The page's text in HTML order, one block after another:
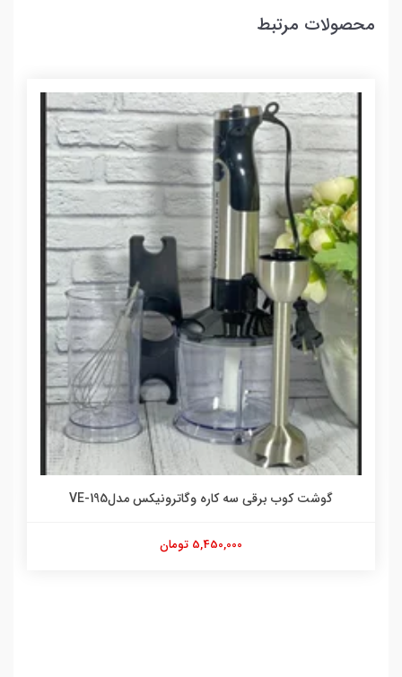
محصولات مرتبط
گوشت کوب برقی سه کاره وگاترونیکس مدلVE-195
5,450,000 تومان